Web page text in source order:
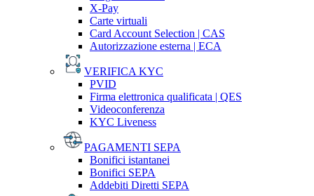
X-Pay
Carte virtuali
Card Account Selection | CAS
Autorizzazione esterna | ECA
VERIFICA KYC
PVID
Firma elettronica qualificata | QES
Videoconferenza
KYC Liveness
PAGAMENTI SEPA
Bonifici istantanei
Bonifici SEPA
Addebiti Diretti SEPA